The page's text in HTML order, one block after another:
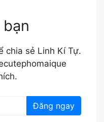
chia sẻ Linh Kí Tự.
Đăng ngay